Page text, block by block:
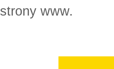
strony www.